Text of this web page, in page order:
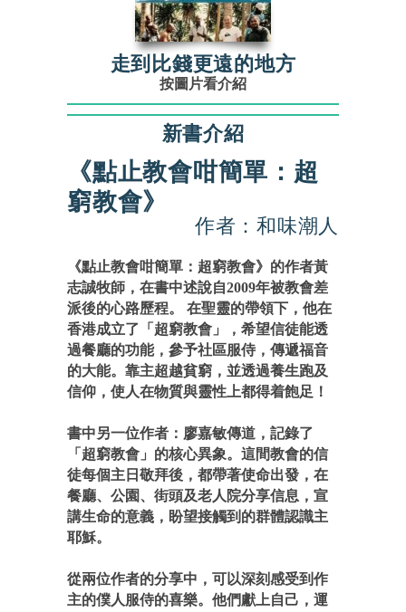
走到比錢更遠的地方
按圖片看介紹
新書介紹
《點止教會咁簡單：超
窮教會》
作者：和味潮人
《點止教會咁簡單：超窮教會》的作者黃
志誠牧師，在書中述說自2009年被教會差
派後的心路歷程。 在聖靈的帶領下，他在
香港成立了「超窮教會」，希望信徒能透
過餐廳的功能，參予社區服侍，傳遞福音
的大能。靠主超越貧窮，並透過養生跑及
信仰，使人在物質與靈性上都得着飽足！
書中另一位作者：廖嘉敏傳道，記錄了
「超窮教會」的核心異象。這間教會的信
徒每個主日敬拜後，都帶著使命出發，在
餐廳、公園、街頭及老人院分享信息，宣
講生命的意義，盼望接觸到的群體認識主
耶穌。
從兩位作者的分享中，可以深刻感受到作
主的僕人服侍的喜樂。他們獻上自己，運